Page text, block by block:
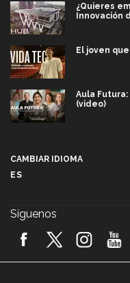
¿Quieres
Innovación
El joven
Aula
(video)
2026! (video)
CAMBIAR IDIOMA
ES
Síguenos